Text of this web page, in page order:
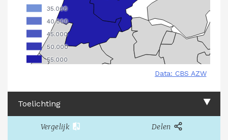
Toelichting
Vergelijk Delen